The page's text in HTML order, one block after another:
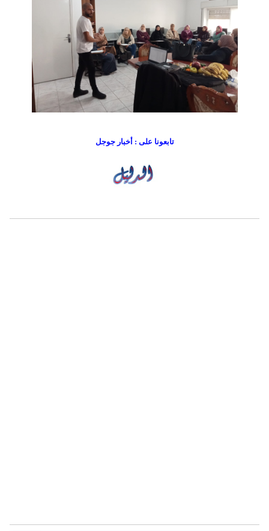
تابعونا على : أخبار جوجل